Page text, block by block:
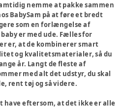
nemme at pakke sammen
BabySam på at føre et bredt
som en forlængelse af
er med ude. Fælles for
er, at de kombinerer smart
og kvalitetsmaterialer, så du
år. Langt de fleste af
med alt det udstyr, du skal
rent tøj og så videre.
have eftersom, at det ikke er alle